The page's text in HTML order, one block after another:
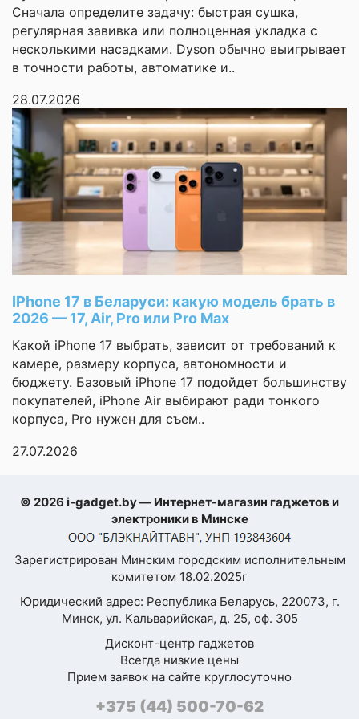
настраиваемая
физическая кнопка
быстрых действий
"Action Button" и
отдельная сенсорная
которая может быть
использована не
только в качестве
спуска затвора
камеры, но и для
расширенных
настроек съемки.
iPhone 16 Plus имеет
2796x1290 пикселей и
яркостью до 2000 нит
обеспечивает четкое
изображение даже
при ярком солнечном
свете.
✅Процессор
специально для
работы с
генеративной
моделью Apple
Intelligence на самом
устройстве. Apple A18
своего
предшественника по
по GPU.
✅ Камеры
Блок камер включает
в себя два модуля:
море. Фотографии
получаются как у
профессионального
фотографа. Я ничего не
этот телефон просто
работает. Батареи
хватает надолго. В
общем, я в восторге.
Спасибо консультантам,
помогли с переносом
данных
Юлия
Страница
1 из 3
Оставить
отзыв
Ваша
имя
Сначала определите задачу: быстрая сушка,
регулярная завивка или полноценная укладка с
несколькими насадками. Dyson обычно выигрывает
в точности работы, автоматике и..
28.07.2026
IPhone 17 в Беларуси: какую модель брать в
2026 — 17, Air, Pro или Pro Max
Какой iPhone 17 выбрать, зависит от требований к
камере, размеру корпуса, автономности и
бюджету. Базовый iPhone 17 подойдет большинству
покупателей, iPhone Air выбирают ради тонкого
корпуса, Pro нужен для съем..
27.07.2026
© 2026 i-gadget.by — Интернет-магазин гаджетов и
электроники в Минске
Зарегистрирован Минским городским исполнительным
комитетом 18.02.2025г
Юридический адрес: Республика Беларусь, 220073, г.
Минск, ул. Кальварийская, д. 25, оф. 305
Дисконт-центр гаджетов
Всегда низкие цены
Прием заявок на сайте круглосуточно
+375 (44) 500-70-62